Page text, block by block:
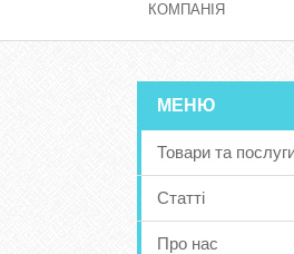
КОМПАНІЯ
Товари та
Статті
Про нас